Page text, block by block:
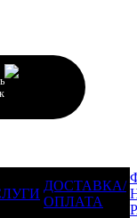
ДОСТАВКА/
ОПЛАТА